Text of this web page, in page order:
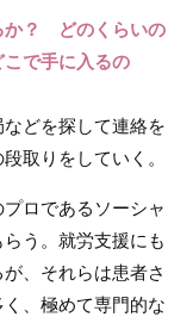
か？ どのくらいの
で手に入るの
どを探して連絡を
取りをしていく。
ロであるソーシャ
う。就労支援にも
、それらは患者さ
、極めて専門的な